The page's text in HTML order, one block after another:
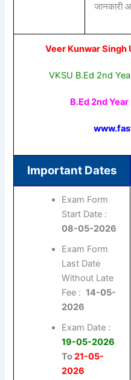
जानकारी
Veer Kunwar
VKSU B.Ed 2nd
B.Ed 2nd
Important Dates
Exam Form
Start Date :
08-05-2026
Exam Form
Last Date
Without Late
Fee : 14-05-
2026
Exam Date :
19-05-2026
To21-05-
2026